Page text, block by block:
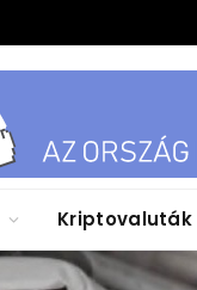
Kriptovaluták